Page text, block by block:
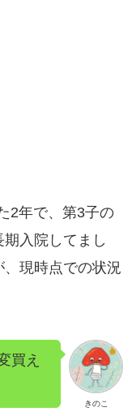
2年で、第3子の
入院してまし
現時点での状況
きのこ
買え